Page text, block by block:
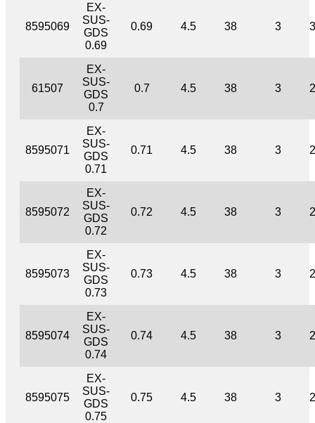
8595069
EX-
SUS-
GDS
0.69
0.69 4.5 38 3
61507
EX-
SUS-
GDS
0.7
0.7 4.5 38 3
8595071
EX-
SUS-
GDS
0.71
0.71 4.5 38 3
8595072
EX-
SUS-
GDS
0.72
0.72 4.5 38 3
8595073
EX-
SUS-
GDS
0.73
0.73 4.5 38 3
8595074
EX-
SUS-
GDS
0.74
0.74 4.5 38 3
8595075
EX-
SUS-
GDS
0.75
0.75 4.5 38 3